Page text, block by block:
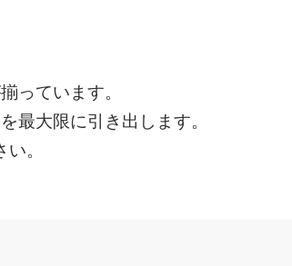
っています。
最大限に引き出します。
。